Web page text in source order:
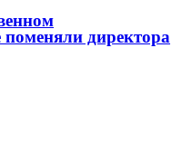
поменяли директора